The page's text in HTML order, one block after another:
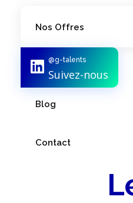
Nos Offres
Notre Équipe
Blog
Contact
@g-talents
Suivez-nous